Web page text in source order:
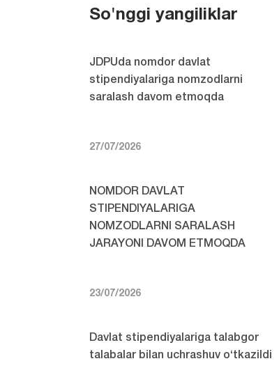
So'nggi yangiliklar
JDPUda nomdor davlat
stipendiyalariga nomzodlarni
saralash davom etmoqda
27/07/2026
NOMDOR DAVLAT
STIPENDIYALARIGA
NOMZODLARNI SARALASH
JARAYONI DAVOM ETMOQDA
23/07/2026
Davlat stipendiyalariga talabgor
talabalar bilan uchrashuv o‘tkazildi